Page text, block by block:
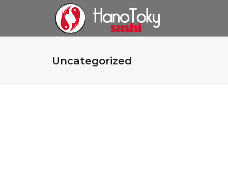
Uncategorized